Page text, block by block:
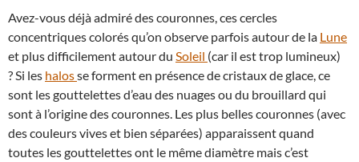
Avez-vous déjà admiré des couronnes, ces cercles
concentriques colorés qu’on observe parfois autour de la Lune
et plus difficilement autour du Soleil (car il est trop lumineux)
? Si les halosse forment en présence de cristaux de glace, ce
sont les gouttelettes d’eau des nuages ou du brouillard qui
sont à l’origine des couronnes. Les plus belles couronnes (avec
des couleurs vives et bien séparées) apparaissent quand
toutes les gouttelettes ont le même diamètre mais c’est